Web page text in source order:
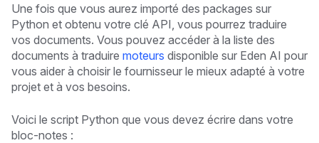
Une fois que vous aurez importé des packages sur
Python et obtenu votre clé API, vous pourrez traduire
vos documents. Vous pouvez accéder à la liste des
documents à traduire moteurs disponible sur Eden AI pour
vous aider à choisir le fournisseur le mieux adapté à votre
projet et à vos besoins.
Voici le script Python que vous devez écrire dans votre
bloc-notes :